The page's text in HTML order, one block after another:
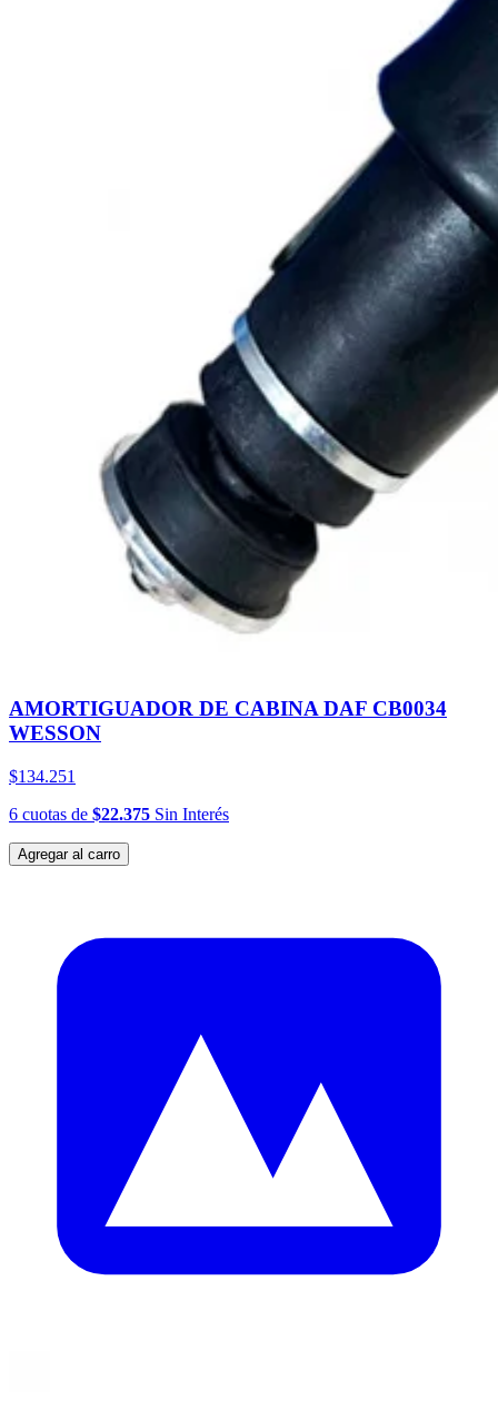
AMORTIGUADOR DE CABINA DAF CB0034
WESSON
$134.251
6 cuotas de $22.375 Sin Interés
Agregar al carro